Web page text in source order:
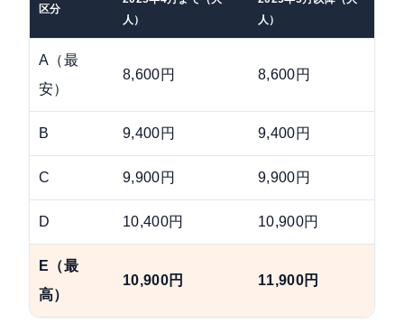
区分
人）
人）
A（最
安）
8,600円 8,600円
B 9,400円 9,400円
C 9,900円 9,900円
D 10,400円 10,900円
E（最
高）
10,900円 11,900円